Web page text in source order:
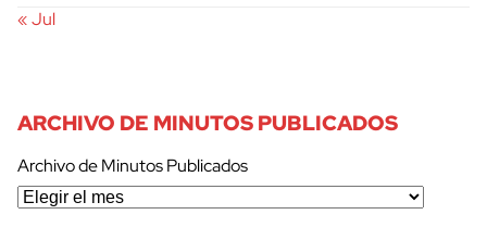
« Jul
ARCHIVO DE MINUTOS PUBLICADOS
Archivo de Minutos Publicados